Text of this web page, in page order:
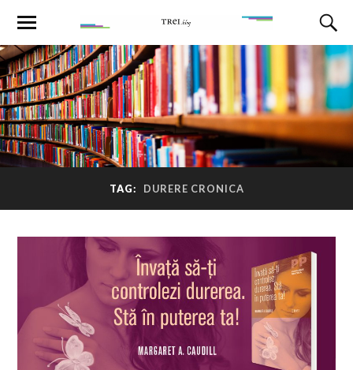
TAG: DURERE CRONICA